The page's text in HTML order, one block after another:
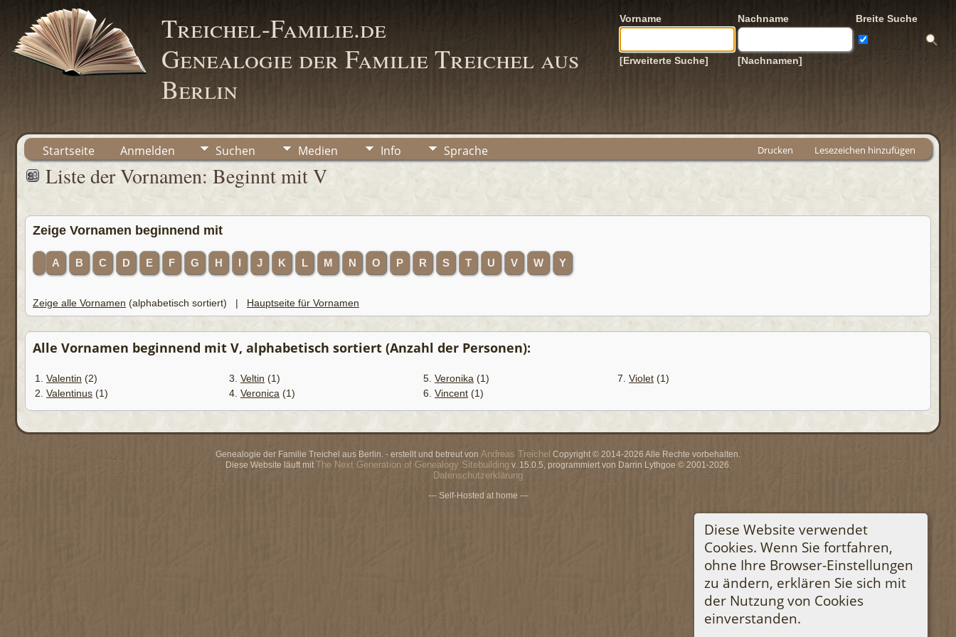
Treichel-Familie.de
Genealogie der Familie Treichel aus
Berlin
Vorname Nachname Breite Suche
[Erweiterte Suche] [Nachnamen]
Startseite Anmelden Suchen Medien Info Sprache Drucken Lesezeichen hinzufügen
Diese Website verwendet
Cookies. Wenn Sie fortfahren,
ohne Ihre Browser-Einstellungen
zu ändern, erklären Sie sich mit
der Nutzung von Cookies
einverstanden.
Liste der Vornamen: Beginnt mit V
Zeige Vornamen beginnend mit
A B C D E F G H J K L M N O P R S T U V W Y
Zeige alle Vornamen (alphabetisch sortiert) | Hauptseite für Vornamen
Alle Vornamen beginnend mit V, alphabetisch sortiert (Anzahl der Personen):
1. Valentin (2)
2. Valentinus (1)
3. Veltin (1)
4. Veronica (1)
5. Veronika (1)
6. Vincent (1)
7. Violet (1)
Genealogie der Familie Treichel aus Berlin. - erstellt und betreut von Andreas Treichel Copyright © 2014-2026 Alle Rechte vorbehalten.
Diese Website läuft mit The Next Generation of Genealogy Sitebuilding v. 15.0.5, programmiert von Darrin Lythgoe © 2001-2026.
Datenschutzerklärung
--- Self-Hosted at home ---